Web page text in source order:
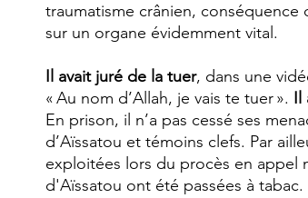
traumatisme crânien,
sur un organe évidemment vital.
Il avait juré de la tuer, dans une
« Au nom d’Allah, je vais te tuer ». Il
En prison, il n’a pas cessé ses
d’Aïssatou et témoins clefs. Par
exploitées lors du procès en appel
d'Aïssatou ont été passées à tabac.